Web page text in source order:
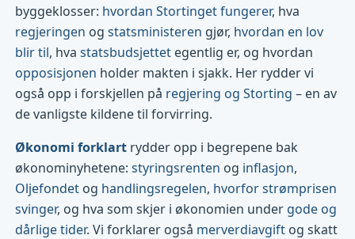
byggeklosser: hvordan Stortinget fungerer, hva
regjeringen ogstatsministeren gjør, hvordan en lov
blir til, hvastatsbudsjettet egentlig er, og hvordan
opposisjonen holder makten i sjakk. Her rydder vi
også opp i forskjellen på regjering og Storting – en av
de vanligste kildene til forvirring.
Økonomi forklart rydder opp i begrepene bak
økonominyhetene:styringsrenten og inflasjon,
Oljefondet og handlingsregelen, hvorfor strømprisen
svinger, og hva som skjer i økonomien under gode og
dårlige tider. Vi forklarer også merverdiavgift og skatt